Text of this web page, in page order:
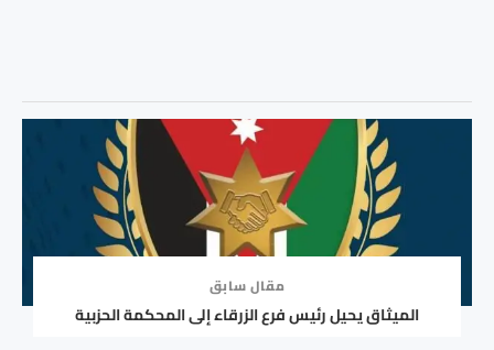
مقال سابق
الميثاق يحيل رئيس فرع الزرقاء إلى المحكمة الحزبية